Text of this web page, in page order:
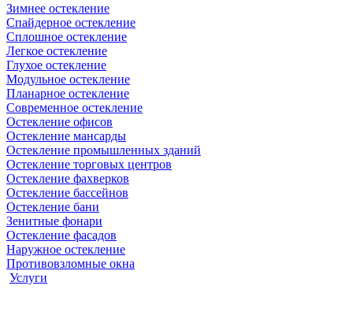
Зимнее остекление
Спайдерное остекление
Сплошное остекление
Легкое остекление
Глухое остекление
Модульное остекление
Планарное остекление
Современное остекление
Остекление офисов
Остекление мансарды
Остекление промышленных зданий
Остекление торговых центров
Остекление фахверков
Остекление бассейнов
Остекление бани
Зенитные фонари
Остекление фасадов
Наружное остекление
Противовзломные окна
Услуги